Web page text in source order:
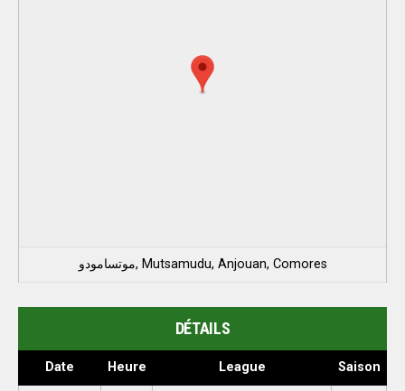
موتسامودو, Mutsamudu, Anjouan, Comores
DÉTAILS
Date Heure League Saison